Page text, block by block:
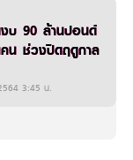
งบ 90 ล้านปอนด์
น ช่วงปิดฤดูกาล
3:45 น.